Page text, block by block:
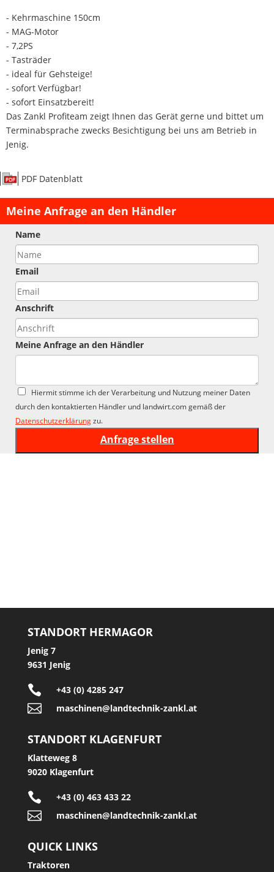
- Kehrmaschine 150cm
- MAG-Motor
- 7,2PS
- Tasträder
- ideal für Gehsteige!
- sofort Verfügbar!
- sofort Einsatzbereit!
Das Zankl Profiteam zeigt Ihnen das Gerät gerne und bittet um
Terminabsprache zwecks Besichtigung bei uns am Betrieb in
Jenig.
PDF Datenblatt
Meine Anfrage an den Händler
Name
Email
Anschrift
Meine Anfrage an den Händler
Hiermit stimme ich der Verarbeitung und Nutzung meiner Daten
durch den kontaktierten Händler und landwirt.com gemäß der
Datenschutzerklärungzu.
STANDORT HERMAGOR
Jenig 7
9631 Jenig
 +43 (0) 4285 247
 maschinen@landtechnik-zankl.at
STANDORT KLAGENFURT
Klatteweg 8
9020 Klagenfurt
 +43 (0) 463 433 22
 maschinen@landtechnik-zankl.at
QUICK LINKS
Traktoren